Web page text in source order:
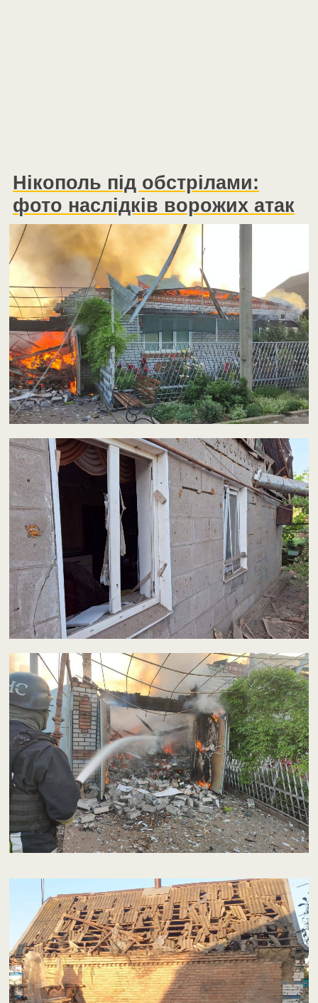
Нікополь під обстрілами:
фото наслідків ворожих атак